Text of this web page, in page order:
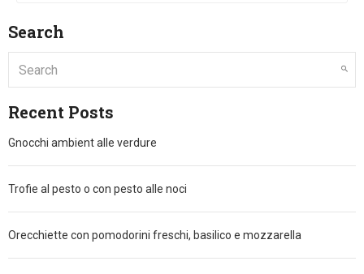
Search
Recent Posts
Gnocchi ambient alle verdure
Trofie al pesto o con pesto alle noci
Orecchiette con pomodorini freschi, basilico e mozzarella